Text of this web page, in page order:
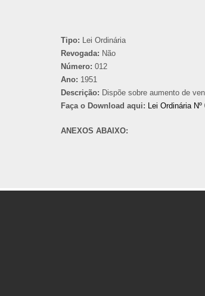
Tipo: Lei Ordinária
Revogada: Não
Número: 012
Ano: 1951
Descrição: Dispõe sobre aumento de
Faça o Download aqui: Lei Ordinária
ANEXOS ABAIXO: